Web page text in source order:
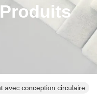
avec conception circulaire